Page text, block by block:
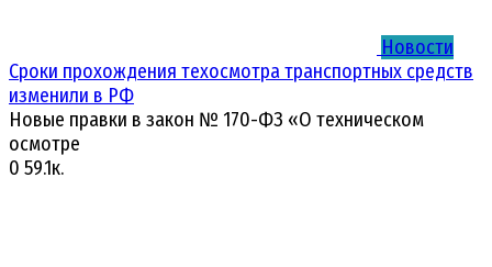
Новости
Сроки прохождения техосмотра транспортных средств
изменили в РФ
Новые правки в закон № 170-ФЗ «О техническом
осмотре
0 59.1к.